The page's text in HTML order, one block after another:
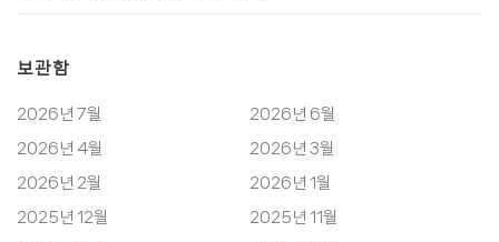
보관함
2026년 7월
2026년 6월
2026년 4월
2026년 3월
2026년 2월
2026년 1월
2025년 12월
2025년 11월